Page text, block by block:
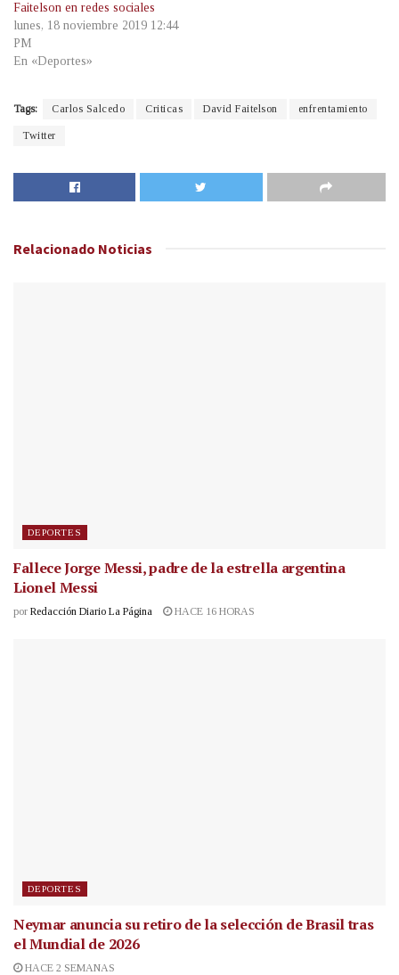
Faitelson en redes sociales
lunes, 18 noviembre 2019 12:44
PM
En «Deportes»
Tags: Carlos Salcedo Criticas David Faitelson enfrentamiento
Twitter
Relacionado Noticias
DEPORTES
Fallece Jorge Messi, padre de la estrella argentina
Lionel Messi
por Redacción Diario La Página HACE 16 HORAS
DEPORTES
Neymar anuncia su retiro de la selección de Brasil tras
el Mundial de 2026
HACE 2 SEMANAS